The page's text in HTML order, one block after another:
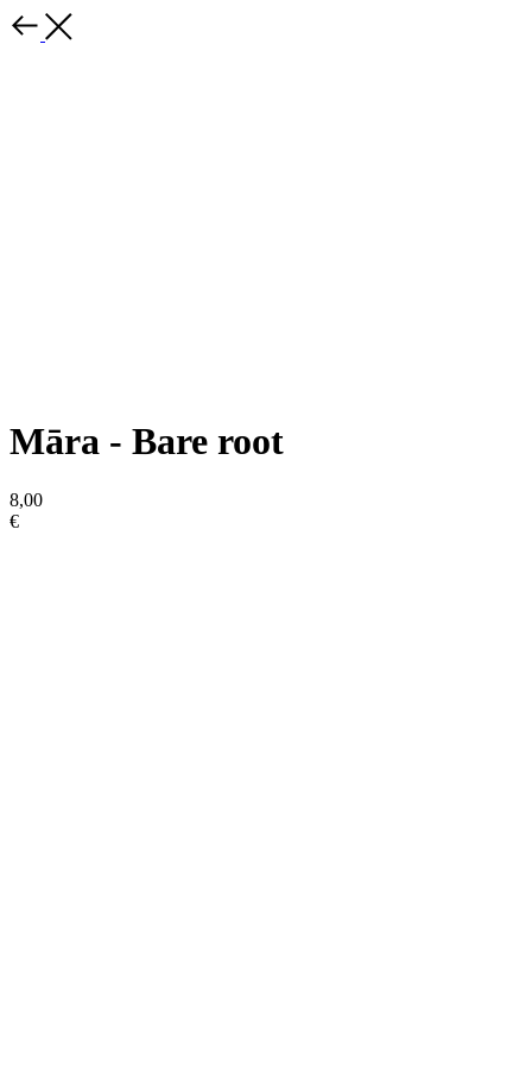
Māra - Bare root
8,00
€